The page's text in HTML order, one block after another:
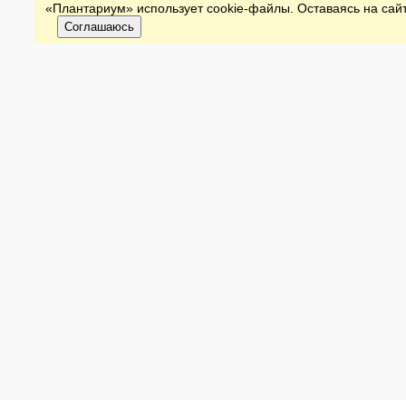
«Плантариум» использует cookie-файлы. Оставаясь на
Соглашаюсь